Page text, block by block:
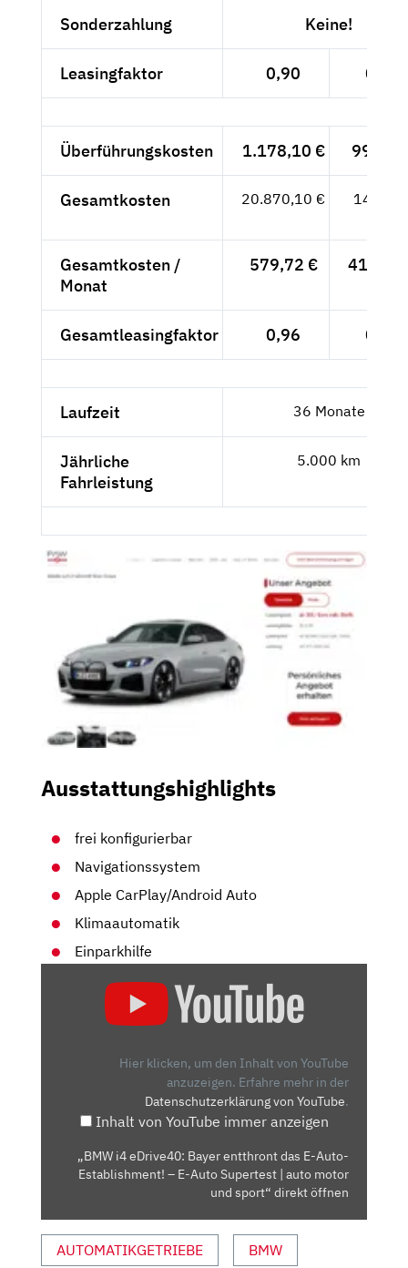
Sonderzahlung Keine!
Leasingfaktor 0,90 0,77
Überführungskosten 1.178,10 € 990,--
Gesamtkosten 20.870,10 €
Gesamtkosten /
Monat
579,72 € 416,50
Gesamtleasingfaktor 0,96 0,82
Laufzeit 36 Monate
Jährliche
Fahrleistung
5.000 km
Ausstattungshighlights
frei konfigurierbar
Navigationssystem
Apple CarPlay/Android Auto
Klimaautomatik
Einparkhilfe
EDRIVE40:
ENTTHRONT
AUTO-
ESTABLISHMENT!
SUPERTEST
Hier klicken, um den Inhalt von YouTube
anzuzeigen. Erfahre mehr in der
Datenschutzerklärung von YouTube.
Inhalt von YouTube immer anzeigen
„BMW i4 eDrive40: Bayer entthront das E-Auto-
Establishment! – E-Auto Supertest | auto motor
und sport“ direkt öffnen
AUTOMATIKGETRIEBE BMW